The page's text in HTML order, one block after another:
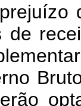
prejuízo
de
ementar
rno
ão